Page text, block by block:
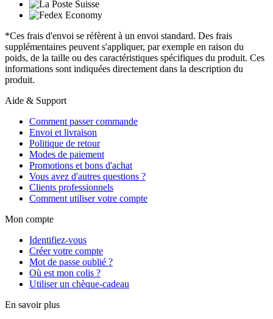
*Ces frais d'envoi se réfèrent à un envoi standard. Des frais
supplémentaires peuvent s'appliquer, par exemple en raison du
poids, de la taille ou des caractéristiques spécifiques du produit. Ces
informations sont indiquées directement dans la description du
produit.
Aide & Support
Comment passer commande
Envoi et livraison
Politique de retour
Modes de paiement
Promotions et bons d'achat
Vous avez d'autres questions ?
Clients professionnels
Comment utiliser votre compte
Mon compte
Identifiez-vous
Créer votre compte
Mot de passe oublié ?
Où est mon colis ?
Utiliser un chèque-cadeau
En savoir plus